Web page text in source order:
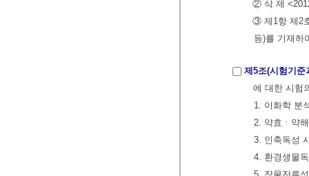
② 삭 제
③ 제1항 제2
등)를 기재하
제5조(시험기준
에 대한 시험
1. 이화학 분
2. 약효ㆍ약
3. 인축독성
4. 환경생물